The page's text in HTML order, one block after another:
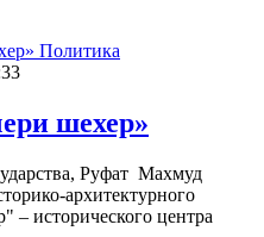
Политика
шехер»
Руфат Махмуд
архитектурного
– исторического центра